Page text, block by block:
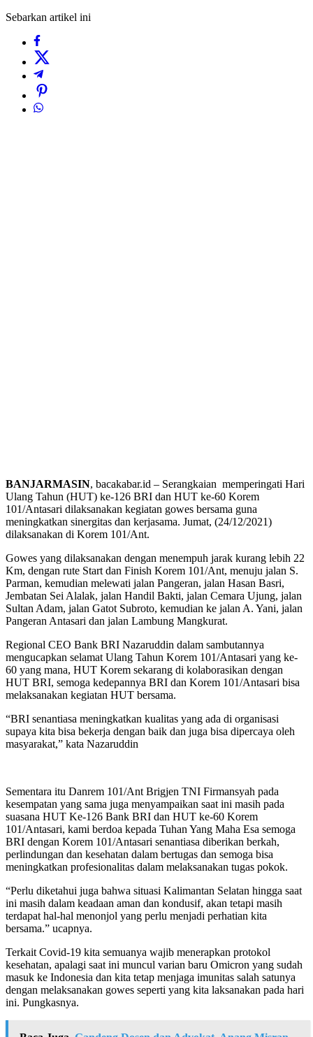
Sebarkan artikel ini
BANJARMASIN, bacakabar.id – Serangkaian memperingati Hari
Ulang Tahun (HUT) ke-126 BRI dan HUT ke-60 Korem
101/Antasari dilaksanakan kegiatan gowes bersama guna
meningkatkan sinergitas dan kerjasama. Jumat, (24/12/2021)
dilaksanakan di Korem 101/Ant.
Gowes yang dilaksanakan dengan menempuh jarak kurang lebih 22
Km, dengan rute Start dan Finish Korem 101/Ant, menuju jalan S.
Parman, kemudian melewati jalan Pangeran, jalan Hasan Basri,
Jembatan Sei Alalak, jalan Handil Bakti, jalan Cemara Ujung, jalan
Sultan Adam, jalan Gatot Subroto, kemudian ke jalan A. Yani, jalan
Pangeran Antasari dan jalan Lambung Mangkurat.
Regional CEO Bank BRI Nazaruddin dalam sambutannya
mengucapkan selamat Ulang Tahun Korem 101/Antasari yang ke-
60 yang mana, HUT Korem sekarang di kolaborasikan dengan
HUT BRI, semoga kedepannya BRI dan Korem 101/Antasari bisa
melaksanakan kegiatan HUT bersama.
“BRI senantiasa meningkatkan kualitas yang ada di organisasi
supaya kita bisa bekerja dengan baik dan juga bisa dipercaya oleh
masyarakat,” kata Nazaruddin
Sementara itu Danrem 101/Ant Brigjen TNI Firmansyah pada
kesempatan yang sama juga menyampaikan saat ini masih pada
suasana HUT Ke-126 Bank BRI dan HUT ke-60 Korem
101/Antasari, kami berdoa kepada Tuhan Yang Maha Esa semoga
BRI dengan Korem 101/Antasari senantiasa diberikan berkah,
perlindungan dan kesehatan dalam bertugas dan semoga bisa
meningkatkan profesionalitas dalam melaksanakan tugas pokok.
“Perlu diketahui juga bahwa situasi Kalimantan Selatan hingga saat
ini masih dalam keadaan aman dan kondusif, akan tetapi masih
terdapat hal-hal menonjol yang perlu menjadi perhatian kita
bersama.” ucapnya.
Terkait Covid-19 kita semuanya wajib menerapkan protokol
kesehatan, apalagi saat ini muncul varian baru Omicron yang sudah
masuk ke Indonesia dan kita tetap menjaga imunitas salah satunya
dengan melaksanakan gowes seperti yang kita laksanakan pada hari
ini. Pungkasnya.